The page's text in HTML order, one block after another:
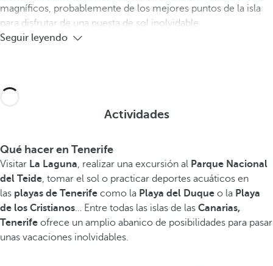
magníficos, probablemente de los mejores puntos de la isla
para disfrutar de una puesta de sol inolvidable.
Seguir leyendo
Actividades
Qué hacer en Tenerife
Visitar La Laguna, realizar una excursión al Parque Nacional
del Teide, tomar el sol o practicar deportes acuáticos en
las playas de Tenerife como la Playa del Duque o la Playa
de los Cristianos… Entre todas las islas de las Canarias,
Tenerife ofrece un amplio abanico de posibilidades para pasar
unas vacaciones inolvidables.